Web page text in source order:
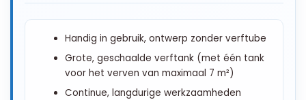
Handig in gebruik, ontwerp zonder verftube
Grote, geschaalde verftank (met één tank
voor het verven van maximaal 7 m²)
Continue, langdurige werkzaamheden